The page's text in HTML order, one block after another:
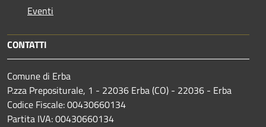
Eventi
CONTATTI
Comune di Erba
P.zza Prepositurale, 1 - 22036 Erba (CO) - 22036 - Erba
Codice Fiscale: 00430660134
Partita IVA: 00430660134